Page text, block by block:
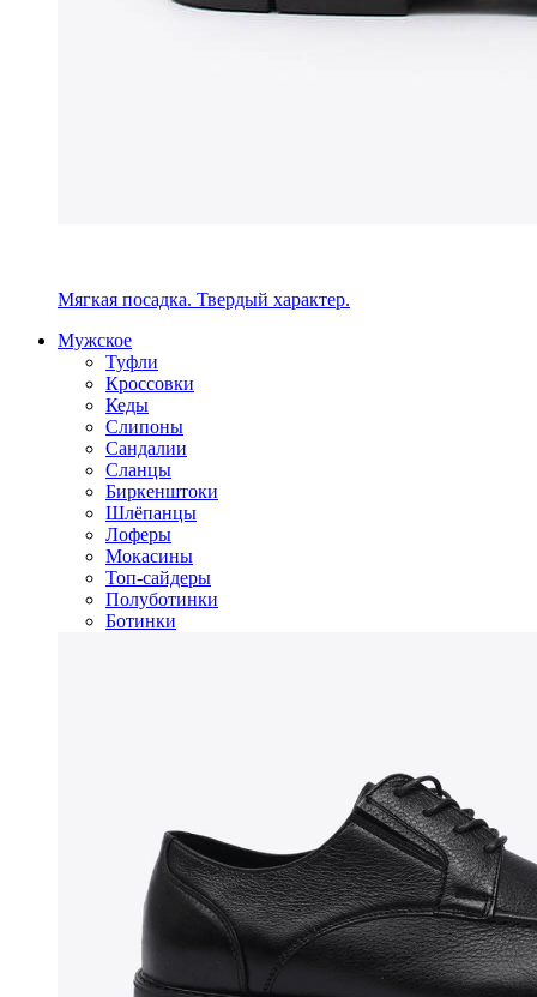
Мягкая посадка. Твердый характер.
Мужское
Туфли
Кроссовки
Кеды
Слипоны
Сандалии
Сланцы
Биркенштоки
Шлёпанцы
Лоферы
Мокасины
Топ-сайдеры
Полуботинки
Ботинки